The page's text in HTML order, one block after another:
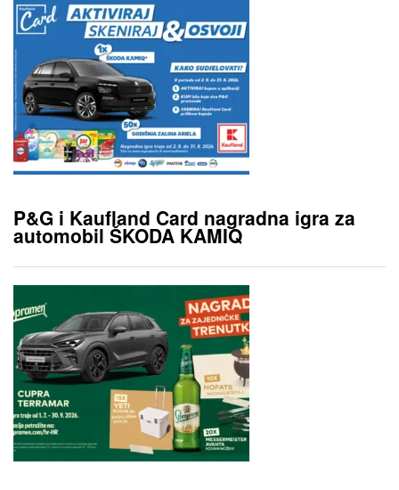
P&G i Kaufland Card nagradna igra za
automobil ŠKODA KAMIQ